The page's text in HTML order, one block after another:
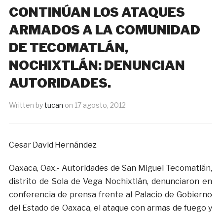
CONTINÚAN LOS ATAQUES
ARMADOS A LA COMUNIDAD
DE TECOMATLÁN,
NOCHIXTLÁN: DENUNCIAN
AUTORIDADES.
Written bytucan on 17 agosto, 2012
Cesar David Hernández
Oaxaca, Oax.- Autoridades de San Miguel Tecomatlán,
distrito de Sola de Vega Nochixtlán, denunciaron en
conferencia de prensa frente al Palacio de Gobierno
del Estado de Oaxaca, el ataque con armas de fuego y